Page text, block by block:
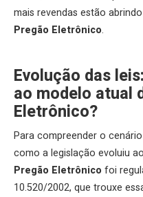
mais revendas estão
Pregão Eletrônico.
Evolução das
ao modelo atual
Eletrônico?
Para compreender o
como a legislação evoluiu
Pregão Eletrônico foi
10.520/2002, que trouxe